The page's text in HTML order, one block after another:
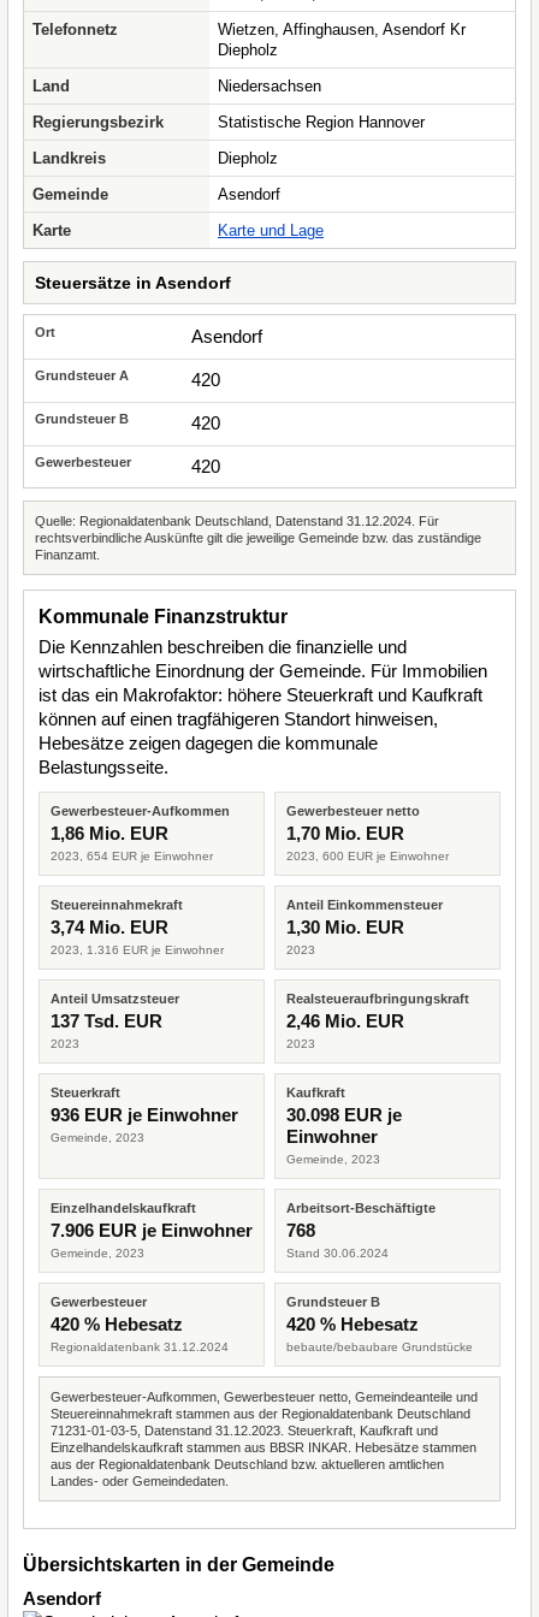
Telefonnetz
Wietzen, Affinghausen, Asendorf Kr
Diepholz
Land
Niedersachsen
Regierungsbezirk
Statistische Region Hannover
Landkreis
Diepholz
Gemeinde
Asendorf
Karte
Karte und Lage
Steuersätze in Asendorf
Asendorf
420
420
420
Quelle: Regionaldatenbank Deutschland, Datenstand 31.12.2024. Für
rechtsverbindliche Auskünfte gilt die jeweilige Gemeinde bzw. das zuständige
Finanzamt.
Kommunale Finanzstruktur
Die Kennzahlen beschreiben die finanzielle und
wirtschaftliche Einordnung der Gemeinde. Für Immobilien
ist das ein Makrofaktor: höhere Steuerkraft und Kaufkraft
können auf einen tragfähigeren Standort hinweisen,
Hebesätze zeigen dagegen die kommunale
Belastungsseite.
Gewerbesteuer-Aufkommen
1,86 Mio. EUR
2023, 654 EUR je Einwohner
Gewerbesteuer netto
1,70 Mio. EUR
2023, 600 EUR je Einwohner
Steuereinnahmekraft
3,74 Mio. EUR
2023, 1.316 EUR je Einwohner
Anteil Einkommensteuer
1,30 Mio. EUR
2023
Anteil Umsatzsteuer
137 Tsd. EUR
2023
Realsteueraufbringungskraft
2,46 Mio. EUR
2023
Steuerkraft
936 EUR je Einwohner
Gemeinde, 2023
Kaufkraft
30.098 EUR je
Einwohner
Gemeinde, 2023
Einzelhandelskaufkraft
7.906 EUR je Einwohner
Gemeinde, 2023
Arbeitsort-Beschäftigte
768
Stand 30.06.2024
Gewerbesteuer
420 % Hebesatz
Regionaldatenbank 31.12.2024
Grundsteuer B
420 % Hebesatz
bebaute/bebaubare Grundstücke
Gewerbesteuer-Aufkommen, Gewerbesteuer netto, Gemeindeanteile und
Steuereinnahmekraft stammen aus der Regionaldatenbank Deutschland
71231-01-03-5, Datenstand 31.12.2023. Steuerkraft, Kaufkraft und
Einzelhandelskaufkraft stammen aus BBSR INKAR. Hebesätze stammen
aus der Regionaldatenbank Deutschland bzw. aktuelleren amtlichen
Landes- oder Gemeindedaten.
Übersichtskarten in der Gemeinde
Asendorf